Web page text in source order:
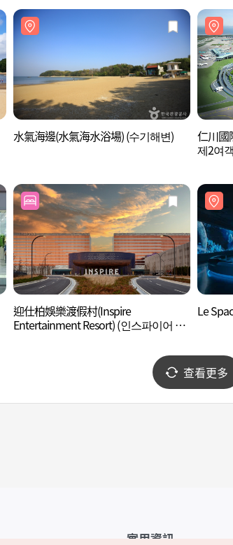
水氣海邊(水氣海水浴場) (수기해변)
仁川國
제2여
迎仕柏娛樂渡假村(Inspire
Entertainment Resort) (인스파이어 엔
Le
查看更多
實用資訊